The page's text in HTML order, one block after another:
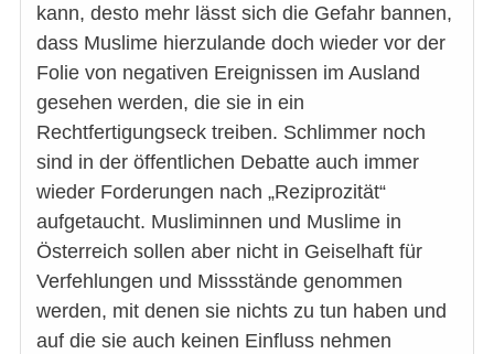
kann, desto mehr lässt sich die Gefahr bannen,
dass Muslime hierzulande doch wieder vor der
Folie von negativen Ereignissen im Ausland
gesehen werden, die sie in ein
Rechtfertigungseck treiben. Schlimmer noch
sind in der öffentlichen Debatte auch immer
wieder Forderungen nach „Reziprozität“
aufgetaucht. Musliminnen und Muslime in
Österreich sollen aber nicht in Geiselhaft für
Verfehlungen und Missstände genommen
werden, mit denen sie nichts zu tun haben und
auf die sie auch keinen Einfluss nehmen